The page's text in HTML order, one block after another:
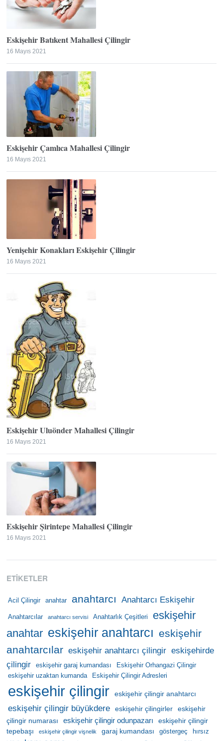
Eskişehir Batıkent Mahallesi Çilingir
16 Mayıs 2021
Eskişehir Çamlıca Mahallesi Çilingir
16 Mayıs 2021
Yenişehir Konakları Eskişehir Çilingir
16 Mayıs 2021
Eskişehir Uluönder Mahallesi Çilingir
16 Mayıs 2021
Eskişehir Şirintepe Mahallesi Çilingir
16 Mayıs 2021
ETIKETLER
Acil Çilingir anahtar anahtarcı Anahtarcı Eskişehir
Anahtarcılar anahtarcı servisi Anahtarlık Çeşitleri
eskişehir
anahtar eskişehir anahtarcı eskişehir
anahtarcılar eskişehir anahtarcı çilingir eskişehirde
çilingir
eskişehir garaj kumandası
Eskişehir Orhangazi Çilingir
eskişehir uzaktan kumanda
Eskişehir Çilingir Adresleri
eskişehir çilingir eskişehir çilingir anahtarcı
eskişehir çilingir büyükdere eskişehir çilingirler
eskişehir
çilingir numarası
eskişehir çilingir odunpazarı
eskişehir çilingir
tepebaşı
eskişehir çilingir vişnelik garaj kumandası göstergeç
hırsız